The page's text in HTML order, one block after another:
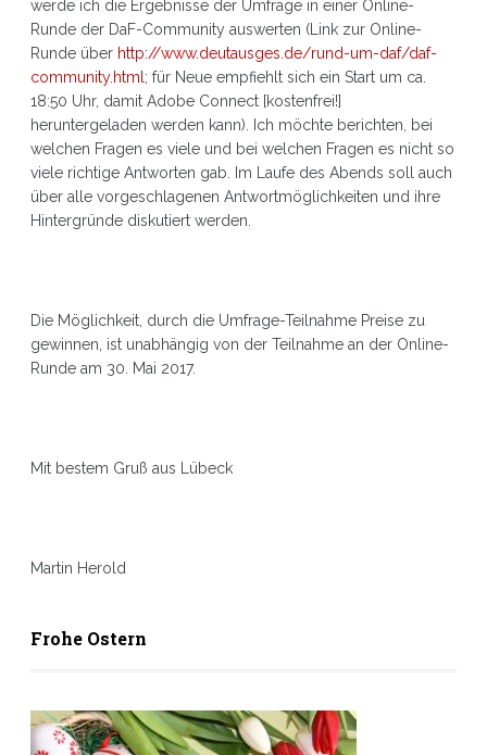
werde ich die Ergebnisse der Umfrage in einer Online-
Runde der DaF-Community auswerten (Link zur Online-
Runde über http://www.deutausges.de/rund-um-daf/daf-
community.html; für Neue empfiehlt sich ein Start um ca.
18:50 Uhr, damit Adobe Connect [kostenfrei!]
heruntergeladen werden kann). Ich möchte berichten, bei
welchen Fragen es viele und bei welchen Fragen es nicht so
viele richtige Antworten gab. Im Laufe des Abends soll auch
über alle vorgeschlagenen Antwortmöglichkeiten und ihre
Hintergründe diskutiert werden.
Die Möglichkeit, durch die Umfrage-Teilnahme Preise zu
gewinnen, ist unabhängig von der Teilnahme an der Online-
Runde am 30. Mai 2017.
Mit bestem Gruß aus Lübeck
Martin Herold
Frohe Ostern